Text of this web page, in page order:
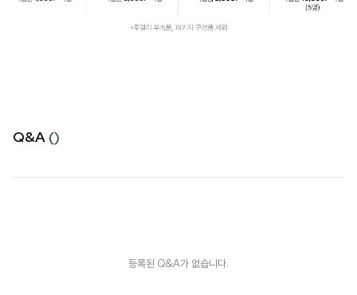
Q&A ()
등록된 Q&A가 없습니다.